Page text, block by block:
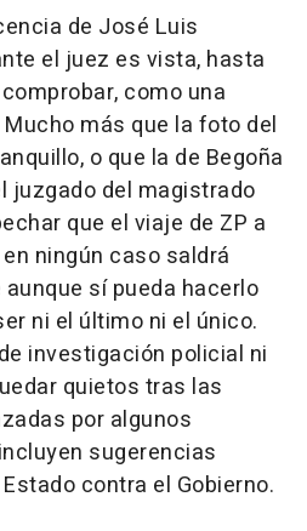
de José Luis
el juez es vista, hasta
como una
más que la foto del
o que la de Begoña
juzgado del magistrado
que el viaje de ZP a
ningún caso saldrá
sí pueda hacerlo
ni el último ni el único.
investigación policial ni
quietos tras las
por algunos
sugerencias
contra el Gobierno.